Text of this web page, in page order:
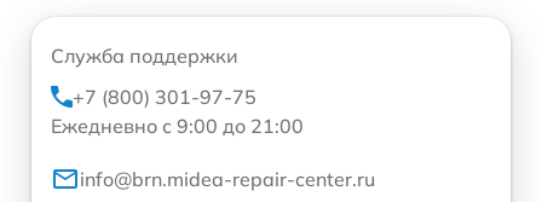
Служба поддержки
+7 (800) 301-97-75
Ежедневно с 9:00 до 21:00
info@brn.midea-repair-center.ru